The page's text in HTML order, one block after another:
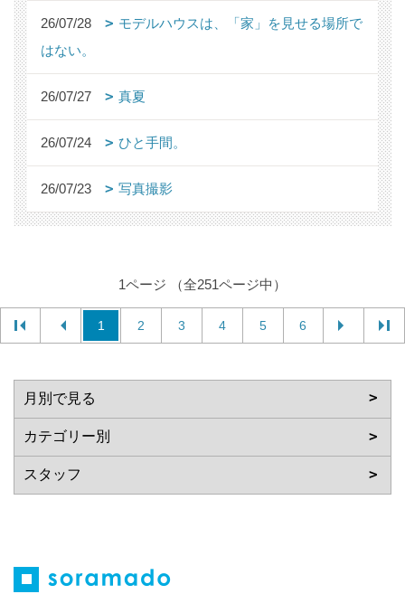
26/07/28
モデルハウスは、「家」を見せる場所で
はない。
26/07/27 真夏
26/07/24 ひと手間。
26/07/23 写真撮影
1ページ （全251ページ中）
1 2 3 4 5 6